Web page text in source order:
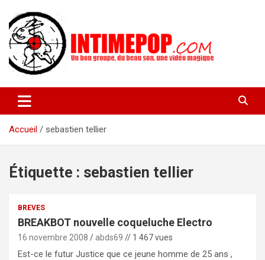
contenu
intimepop.com
actuelles pop rock, post-rock, indé sur Lyon. rock pop concert
lyon
Accueil
sebastien tellier
Étiquette : sebastien tellier
BREVES
BREAKBOT nouvelle coqueluche Electro
16 novembre 2008 abds69 // 1 467 vues
Est-ce le futur Justice que ce jeune homme de 25 ans ,